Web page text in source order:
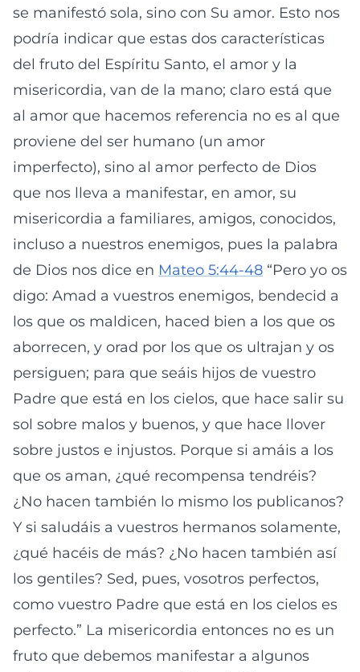
se manifestó sola, sino con Su amor. Esto nos
podría indicar que estas dos características
del fruto del Espíritu Santo, el amor y la
misericordia, van de la mano; claro está que
al amor que hacemos referencia no es al que
proviene del ser humano (un amor
imperfecto), sino al amor perfecto de Dios
que nos lleva a manifestar, en amor, su
misericordia a familiares, amigos, conocidos,
incluso a nuestros enemigos, pues la palabra
de Dios nos dice en Mateo 5:44-48 “Pero yo os
digo: Amad a vuestros enemigos, bendecid a
los que os maldicen, haced bien a los que os
aborrecen, y orad por los que os ultrajan y os
persiguen; para que seáis hijos de vuestro
Padre que está en los cielos, que hace salir su
sol sobre malos y buenos, y que hace llover
sobre justos e injustos. Porque si amáis a los
que os aman, ¿qué recompensa tendréis?
¿No hacen también lo mismo los publicanos?
Y si saludáis a vuestros hermanos solamente,
¿qué hacéis de más? ¿No hacen también así
los gentiles? Sed, pues, vosotros perfectos,
como vuestro Padre que está en los cielos es
perfecto.” La misericordia entonces no es un
fruto que debemos manifestar a algunos